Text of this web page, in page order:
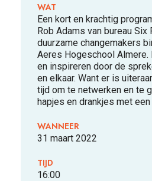
OVER
FOOD PIONEERS
WAT
Een kort en krachtig
Rob Adams van bureau Six
duurzame changemakers
Aeres Hogeschool Almere.
en inspireren door de
en elkaar. Want er is
tijd om te netwerken en te
hapjes en drankjes met
WANNEER
31 maart 2022
TIJD
16:00